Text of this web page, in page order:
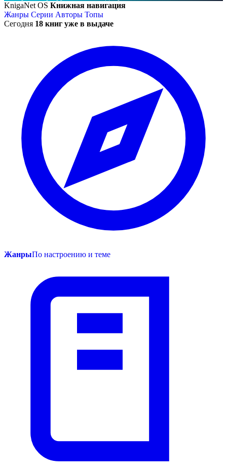
KnigaNet OS Книжная навигация
Жанры Серии Авторы Топы
Сегодня 18 книг уже в выдаче
ЖанрыПо настроению и теме